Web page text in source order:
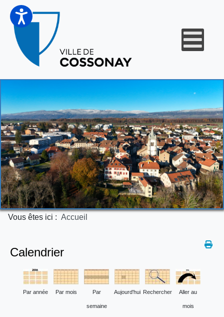
Vous êtes ici : Accueil
Calendrier
Par année Par mois Par
semaine
Aujourd'hui Rechercher Aller au
mois